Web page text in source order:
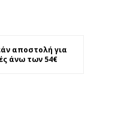
αποστολή για
άνω των 54€